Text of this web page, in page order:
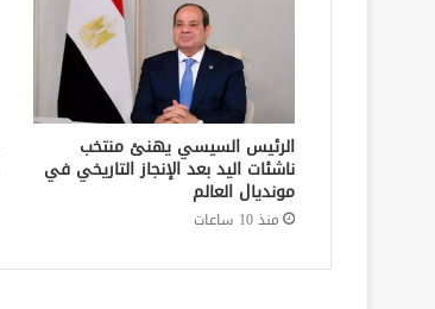
الرئيس السيسي يهنئ منتخب
ناشئات اليد بعد الإنجاز التاريخي في
مونديال العالم
منذ 10 ساعات